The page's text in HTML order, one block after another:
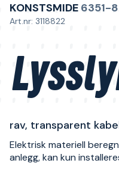
KONSTSMIDE 6351-
Art.nr: 3118822
rav, transparent
Elektrisk materiell
anlegg, kan kun